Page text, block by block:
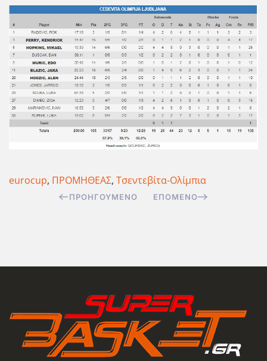
eurocup, ΠΡΟΜΗΘΕΑΣ, Τσεντεβίτα-Ολίμπια
ΠΡΟΗΓΟΎΜΕΝΟ ΕΠΌΜΕΝΟ